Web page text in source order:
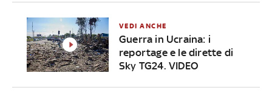
VEDI ANCHE
Guerra in Ucraina: i
reportage e le dirette di
Sky TG24. VIDEO